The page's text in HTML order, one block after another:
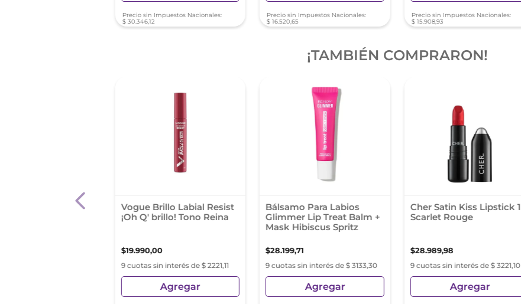
Precio sin Impuestos Nacionales:
$ 30.346,12
Precio sin Impuestos Nacionales:
$ 16.520,65
Precio sin Impuestos Nacionales:
$ 15.908,93
¡TAMBIÉN COMPRARON!
Liquido Maybelline
Vogue Brillo Labial Resist
¡Oh Q' brillo! Tono Reina
$19.990,00
9 cuotas sin interés de $ 2221,11
Agregar
Bálsamo Para Labios
Glimmer Lip Treat Balm +
Mask Hibiscus Spritz
$28.199,71
9 cuotas sin interés de $ 3133,30
Agregar
Cher Satin Kiss Lipstick 1
Scarlet Rouge
$28.989,98
9 cuotas sin interés de $ 3221,10
Agregar